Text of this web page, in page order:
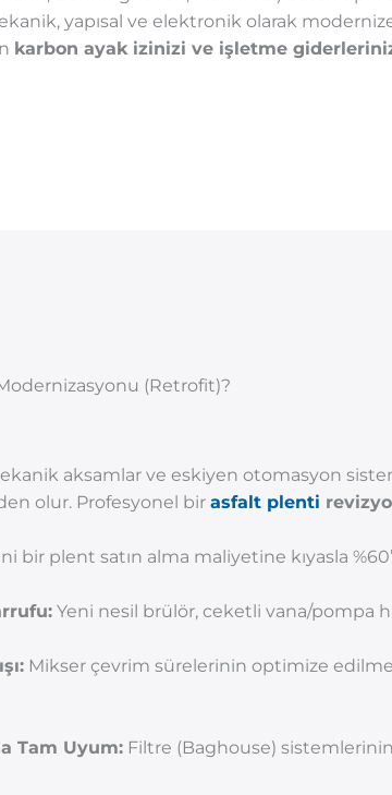
yapısal ve elektronik olarak
karbon ayak izinizi ve işletme
(Retrofit)?
aksamlar ve eskiyen otomasyon
olur. Profesyonel bir asfalt plenti
bir plent satın alma maliyetine kıyasla
Yeni nesil brülör, ceketli vana/pompa
Mikser çevrim sürelerinin optimize
Tam Uyum:Filtre (Baghouse) sistemlerinin